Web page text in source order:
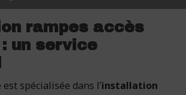
rampes accès
: un service
spécialisée dans l’installation